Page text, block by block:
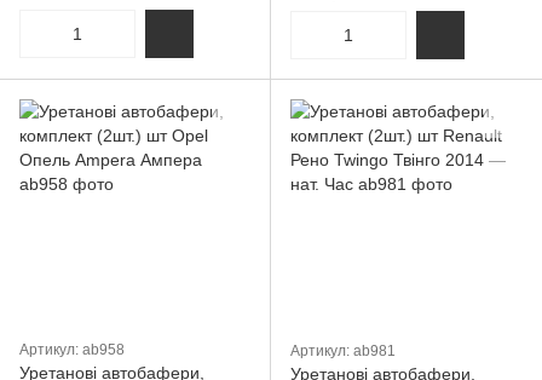
Артикул: ab958
Уретанові автобафери,
Артикул: ab981
Уретанові автобафери,